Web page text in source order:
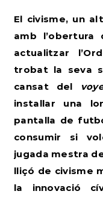
El civisme, un
amb l’obertura
actualitzar
trobat la seva
cansat del
instal·lar una
pantalla de
consumir si
jugada mestra
lliçó de civisme
la innovació